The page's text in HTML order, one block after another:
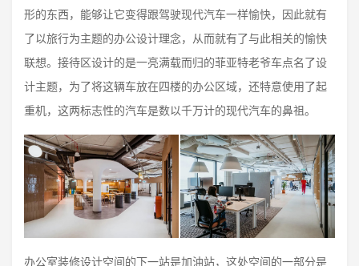
形的东西，能够让它变得跟驾驶现代汽车一样愉快，因此就有
了以旅行为主题的办公设计理念，从而就有了与此相关的愉快
联想。接待区设计的是一亮满载而归的菲亚特老爷车点名了设
计主题，为了将这辆车放在四楼的办公区域，还特意使用了起
重机，这两标志性的汽车是数以千万计的现代汽车的鼻祖。
办公室装修设计空间的下一站是加油站，这处空间的一部分是